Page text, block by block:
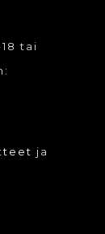
tai
ja